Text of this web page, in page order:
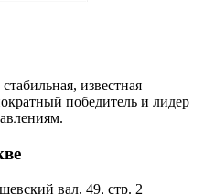
известная
победитель и лидер
вал, 49, стр. 2